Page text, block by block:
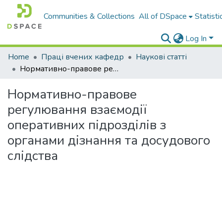
Communities & Collections All of DSpace
Log In
Home
Праці вчених кафедр
Наукові статті
Нормативно-правове регулювання взаємодії оперативних підрозділів з органами дізнання та досудового слідства
Нормативно-правове
регулювання взаємодії
оперативних підрозділів з
органами дізнання та досудового
слідства